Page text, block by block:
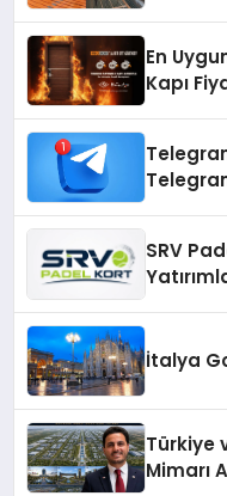
En
Kapı
SRV
İtalya
Türkiye
Mimarı